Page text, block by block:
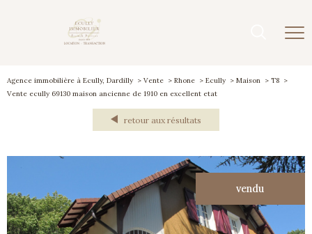
Agence immobilière à Ecully, Dardilly Vente Rhone Ecully Maison
T8
Vente ecully 69130 maison ancienne de 1910 en excellent etat
retour aux résultats
vendu